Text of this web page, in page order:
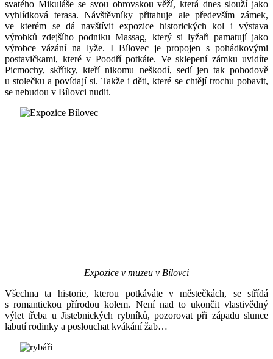
svatého Mikuláše se svou obrovskou věží, která dnes slouží jako
vyhlídková terasa. Návštěvníky přitahuje ale především zámek,
ve kterém se dá navštívit expozice historických kol i výstava
výrobků zdejšího podniku Massag, který si lyžaři pamatují jako
výrobce vázání na lyže. I Bílovec je propojen s pohádkovými
postavičkami, které v Poodří potkáte. Ve sklepení zámku uvidíte
Picmochy, skřítky, kteří nikomu neškodí, sedí jen tak pohodově
u stolečku a povídají si. Takže i děti, které se chtějí trochu pobavit,
se nebudou v Bílovci nudit.
Expozice v muzeu v Bílovci
Všechna ta historie, kterou potkáváte v městečkách, se střídá
s romantickou přírodou kolem. Není nad to ukončit vlastivědný
výlet třeba u Jistebnických rybníků, pozorovat při západu slunce
labutí rodinky a poslouchat kvákání žab…